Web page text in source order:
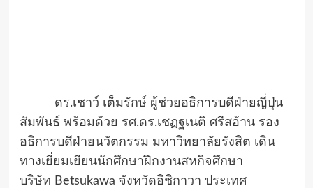
ดร.เชาว์ เต็มรักษ์ ผู้ช่วยอธิการบดีฝ่ายญี่ปุ่น
สัมพันธ์ พร้อมด้วย รศ.ดร.เชฏฐเนติ ศรีสอ้าน รอง
อธิการบดีฝ่ายนวัตกรรม มหาวิทยาลัยรังสิต เดิน
ทางเยี่ยมเยียนนักศึกษาฝึกงานสหกิจศึกษา
บริษัท Betsukawa จังหวัดอิชิกาวา ประเทศ